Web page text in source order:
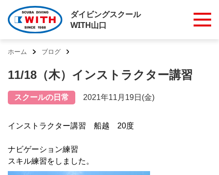
ダイビングスクール
WITH山口
ホーム ブログ
11/18（木）インストラクター講習
スクールの日常 2021年11月19日(金)
インストラクター講習 船越 20度
ナビゲーション練習
スキル練習をしました。